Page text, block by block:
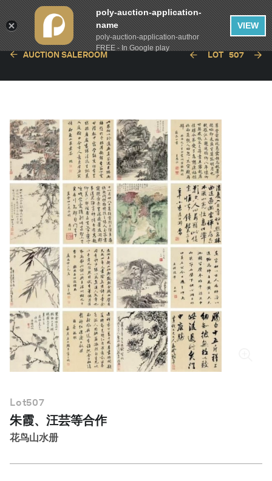
简体中文
AUCTION SALEROOM LOT 507
Lot507
朱霞、汪芸等合作
花鸟山水册
poly-auction-application-
name
poly-auction-application-author
FREE - In Google play
VIEW